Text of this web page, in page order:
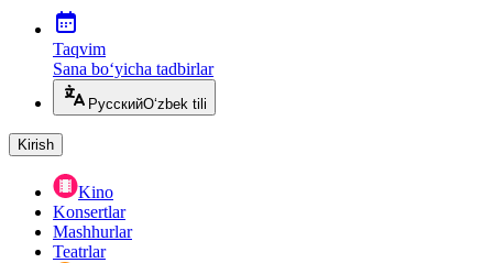
Taqvim
Sana bo‘yicha tadbirlar
РусскийO‘zbek tili
Kirish
Kino
Konsertlar
Mashhurlar
Teatrlar